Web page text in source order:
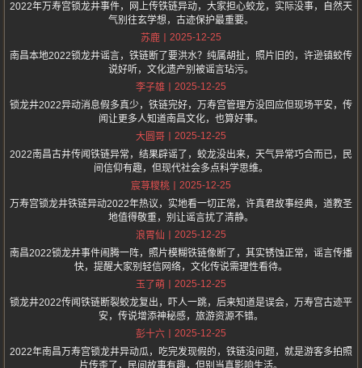
2022年万寿宫锁龙井事件，网上传铁链异动，大家担心蛟龙，实际没事，自然天
气别往玄学想，古迹保护最重要。
苏鹿
2025-12-25
南昌本地2022锁龙井谣言，铁链断了要洪水？纯属胡扯，照片旧的，许逊镇蛟传
说好听，文化遗产别被谣言玷污。
李子雄
2025-12-25
锁龙井2022异动消息假多真少，铁链完好，万寿宫管理方没回应但现场平安，传
闻让更多人知道南昌文化，也算好事。
大圆哥
2025-12-25
2022南昌古井传闻铁链异常，结果辟谣了，蛟龙没出来，天气异常巧合而已，民
间信仰有趣，但现代社会多点科学思维。
宸荨糭桃
2025-12-25
万寿宫锁龙井铁链异动2022年热议，实地看一切正常，许真君故事经典，道教圣
地值得敬重，别让谣言扰了清静。
浪胃仙
2025-12-25
南昌2022锁龙井事件闹腾一阵，照片模糊铁链像断了，其实锈蚀正常，谣言传播
快，提醒大家别轻信网络，文化传说需理性看待。
玉了萌
2025-12-25
锁龙井2022传闻铁链断裂蛟龙复出，吓人一跳，后来知道是误会，万寿宫古迹平
安，传说增添神秘感，旅游资源不错。
彭十六
2025-12-25
2022年南昌万寿宫锁龙井异动瓜，吃完发现假的，铁链没问题，就是游客多拍照